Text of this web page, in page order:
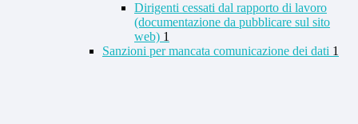
Dirigenti cessati dal rapporto di lavoro
(documentazione da pubblicare sul sito
web) 1
Sanzioni per mancata comunicazione dei dati 1